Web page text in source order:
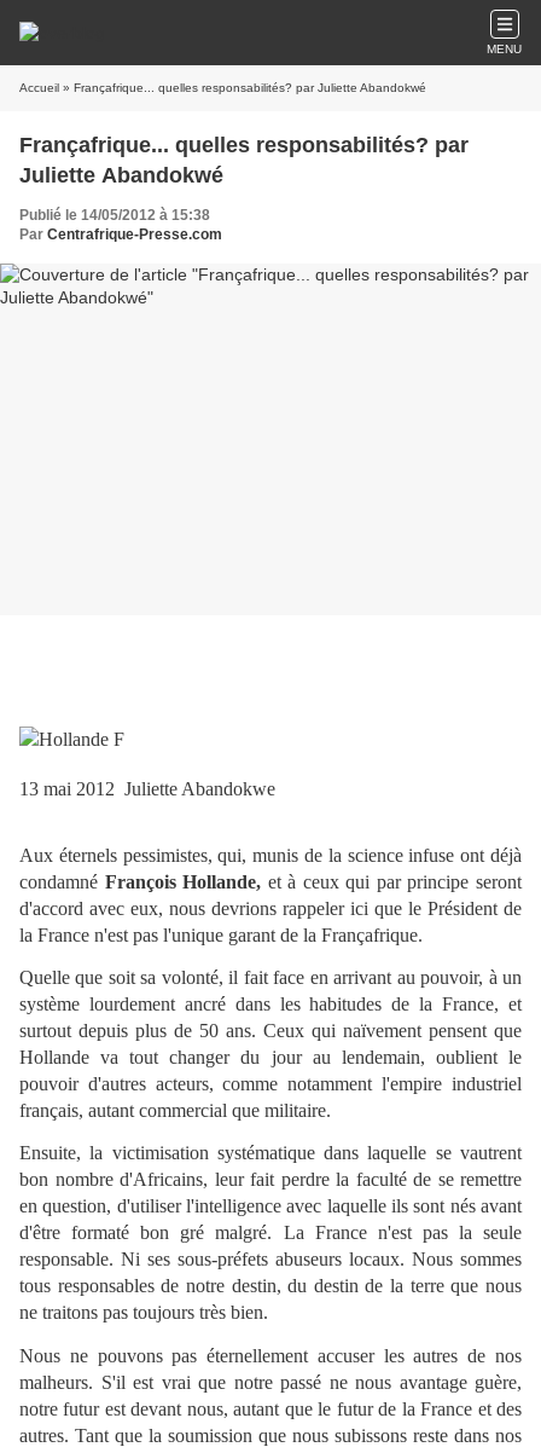
MENU
Accueil » Françafrique... quelles responsabilités? par Juliette Abandokwé
Françafrique... quelles responsabilités? par
Juliette Abandokwé
Publié le 14/05/2012 à 15:38
Par Centrafrique-Presse.com
13 mai 2012 Juliette Abandokwe
Aux éternels pessimistes, qui, munis de la science infuse ont déjà
condamné François Hollande, et à ceux qui par principe seront
d'accord avec eux, nous devrions rappeler ici que le Président de
la France n'est pas l'unique garant de la Françafrique.
Quelle que soit sa volonté, il fait face en arrivant au pouvoir, à un
système lourdement ancré dans les habitudes de la France, et
surtout depuis plus de 50 ans. Ceux qui naïvement pensent que
Hollande va tout changer du jour au lendemain, oublient le
pouvoir d'autres acteurs, comme notamment l'empire industriel
français, autant commercial que militaire.
Ensuite, la victimisation systématique dans laquelle se vautrent
bon nombre d'Africains, leur fait perdre la faculté de se remettre
en question, d'utiliser l'intelligence avec laquelle ils sont nés avant
d'être formaté bon gré malgré. La France n'est pas la seule
responsable. Ni ses sous-préfets abuseurs locaux. Nous sommes
tous responsables de notre destin, du destin de la terre que nous
ne traitons pas toujours très bien.
Nous ne pouvons pas éternellement accuser les autres de nos
malheurs. S'il est vrai que notre passé ne nous avantage guère,
notre futur est devant nous, autant que le futur de la France et des
autres. Tant que la soumission que nous subissons reste dans nos